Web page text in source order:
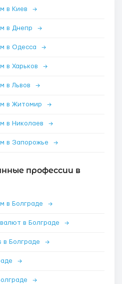
в Киев →
в Днепр →
в Одесса →
в Харьков →
в Львов →
в Житомир →
в Николаев →
в Запорожье →
профессии в
в Болграде →
в Болграде →
Болграде →
→
→